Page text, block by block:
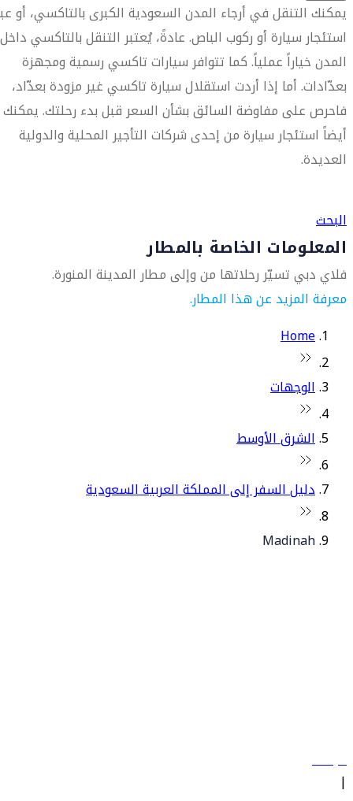
يمكنك التنقل في أرجاء المدن السعودية الكبرى بالتاكسي، أو
استئجار سيارة أو ركوب الباص. عادةً، يُعتبر التنقل بالتاكسي داخل
المدن خياراً عملياً. كما تتوافر سيارات تاكسي رسمية ومجهزة
بعدّادات. أما إذا أردت استقلال سيارة تاكسي غير مزودة بعدّاد،
فاحرص على مفاوضة السائق بشأن السعر قبل بدء رحلتك. يمكنك
أيضاً استئجار سيارة من إحدى شركات التأجير المحلية والدولية
العديدة.
البحث
المعلومات الخاصة بالمطار
فلاي دبي تسيّر رحلاتها من وإلى مطار المدينة المنورة.
معرفة المزيد عن هذا المطار.
Home
الوجهات
الشرق الأوسط
دليل السفر إلى المملكة العربية السعودية
Madinah
سياساتنا
|